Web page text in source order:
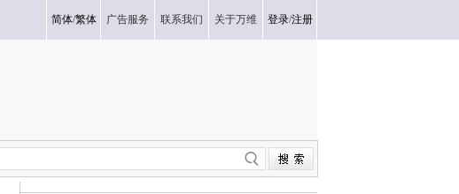
简体/繁体 广告服务 联系我们 关于万维 登录/注册